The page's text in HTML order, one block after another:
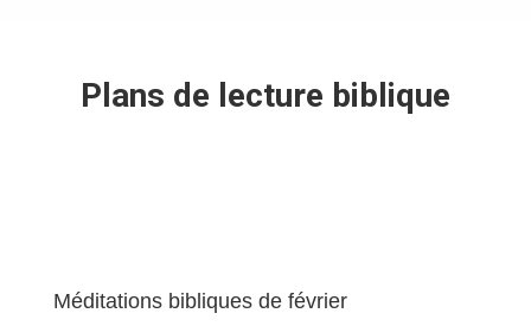
Plans de lecture biblique
Méditations bibliques de février